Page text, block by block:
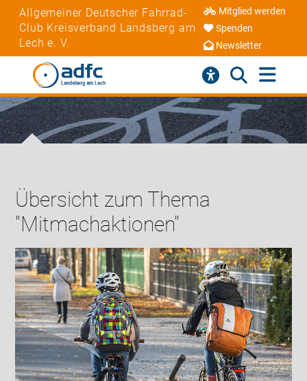
Allgemeiner Deutscher Fahrrad-
Club Kreisverband Landsberg am
Lech e. V.
Mitglied werden
Spenden
Newsletter
Übersicht zum Thema
"Mitmachaktionen"